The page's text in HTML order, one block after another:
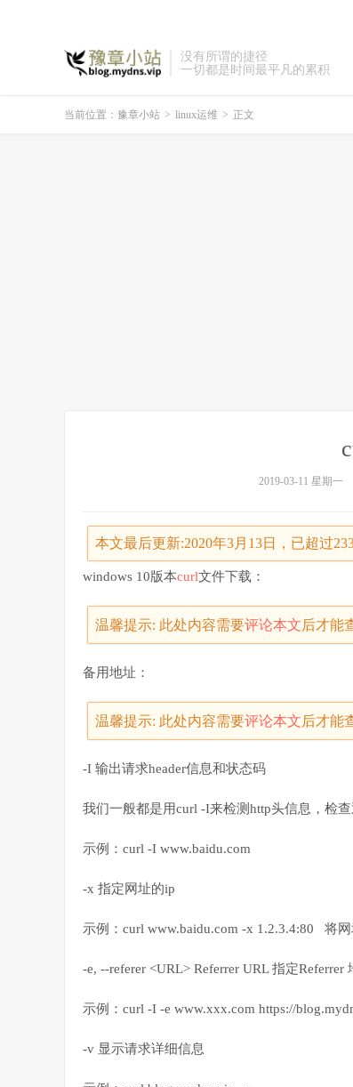
没有所谓的捷径
一切都是时间最平凡的累积
当前位置： 豫章小站 > linux运维 > 正文
2019-03-11 星期一
本文最后更新:2020年3月13日，已超过
windows 10版本curl文件下载：
温馨提示: 此处内容需要评论本文后才能
备用地址：
温馨提示: 此处内容需要评论本文后才能
-I 输出请求header信息和状态码
我们一般都是用curl -I来检测http头信息，检
示例：curl -I www.baidu.com
-x 指定网址的ip
示例：curl www.baidu.com -x 1.2.3.4:80 将
-e, --referer <URL> Referrer URL 指定Referrer
示例：curl -I -e www.xxx.com https://
-v 显示请求详细信息